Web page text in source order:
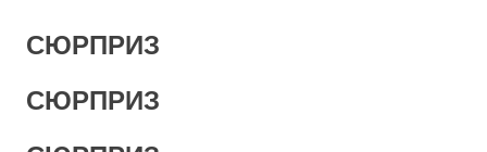
СЮРПРИЗ
СЮРПРИЗ